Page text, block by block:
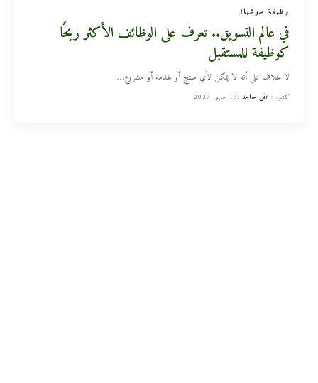
وظيفة سوشيال
في عالم التسويق.. تعرف على الوظائف الأكثر ربحًا
كوظيفة للمستقبل
لا خلاف على أنه لا يمكن لأي منتج أو خدمة أو مشروع…
كتب : تقى حامد 13 مايو, 2023